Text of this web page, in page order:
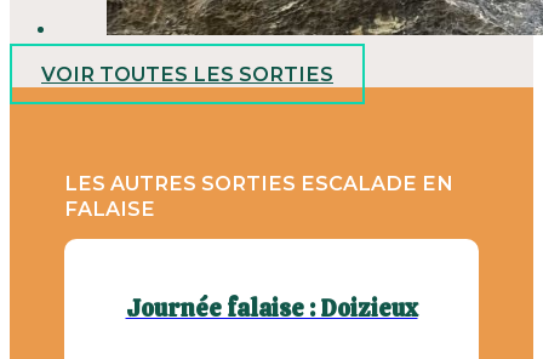
VOIR TOUTES LES SORTIES
LES AUTRES SORTIES ESCALADE EN
FALAISE
Journée falaise : Doizieux